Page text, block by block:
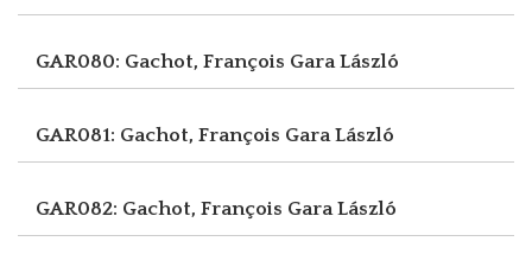
GAR080: Gachot, François Gara László
GAR081: Gachot, François Gara László
GAR082: Gachot, François Gara László